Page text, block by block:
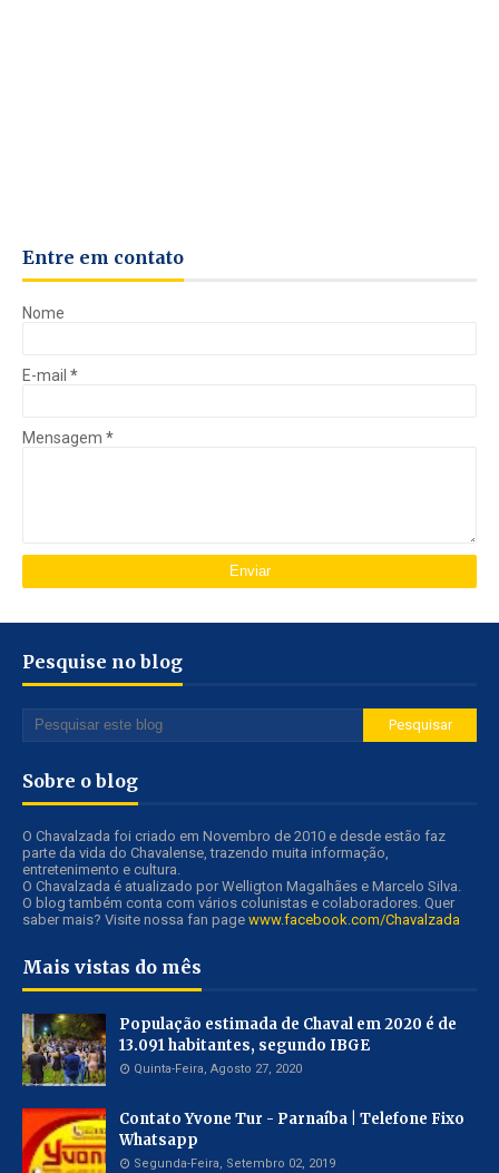
Entre em contato
Nome
E-mail *
Mensagem *
Pesquise no blog
Sobre o blog
O Chavalzada foi criado em Novembro de 2010 e desde estão faz
parte da vida do Chavalense, trazendo muita informação,
entretenimento e cultura.
O Chavalzada é atualizado por Welligton Magalhães e Marcelo Silva.
O blog também conta com vários colunistas e colaboradores. Quer
saber mais? Visite nossa fan page www.facebook.com/Chavalzada
Mais vistas do mês
População estimada de Chaval em 2020 é de
13.091 habitantes, segundo IBGE
Quinta-Feira, Agosto 27, 2020
Contato Yvone Tur - Parnaíba | Telefone Fixo
Whatsapp
Segunda-Feira, Setembro 02, 2019